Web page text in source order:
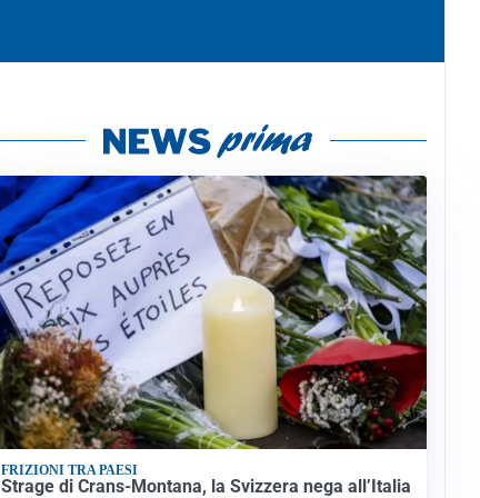
FRIZIONI TRA PAESI
Strage di Crans-Montana, la Svizzera nega all’Italia